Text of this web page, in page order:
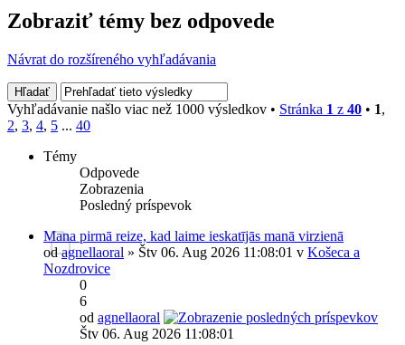
Zobraziť témy bez odpovede
Návrat do rozšíreného vyhľadávania
Vyhľadávanie našlo viac než 1000 výsledkov • Stránka 1 z 40 • 1,
2, 3, 4, 5 ... 40
Témy
Odpovede
Zobrazenia
Posledný príspevok
Mana pirmā reize, kad laime ieskatījās manā virzienā
odagnellaoral » Štv 06. Aug 2026 11:08:01 v Košeca a
Nozdrovice
0
6
od agnellaoral
Štv 06. Aug 2026 11:08:01